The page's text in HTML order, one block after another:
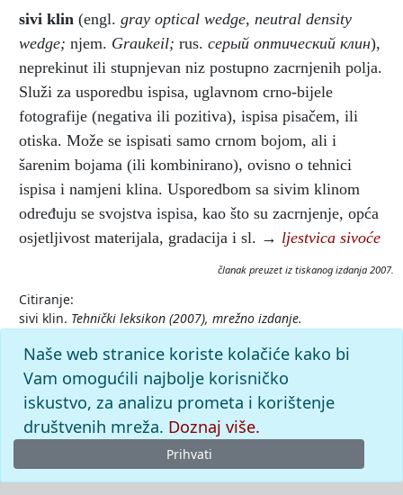
sivi klin (engl. gray optical wedge, neutral density
wedge; njem. Graukeil; rus. серый оптический клин),
neprekinut ili stupnjevan niz postupno zacrnjenih polja.
Služi za usporedbu ispisa, uglavnom crno-bijele
fotografije (negativa ili pozitiva), ispisa pisačem, ili
otiska. Može se ispisati samo crnom bojom, ali i
šarenim bojama (ili kombinirano), ovisno o tehnici
ispisa i namjeni klina. Usporedbom sa sivim klinom
određuju se svojstva ispisa, kao što su zacrnjenje, opća
osjetljivost materijala, gradacija i sl. → ljestvica sivoće
članak preuzet iz tiskanog izdanja 2007.
Citiranje:
sivi klin. Tehnički leksikon (2007), mrežno izdanje.
9.8.2026. <https://tehnicki.lzmk.hr/clanak/sivi-klin>.
Naše web stranice koriste kolačiće kako bi
Vam omogućili najbolje korisničko
iskustvo, za analizu prometa i korištenje
društvenih mreža. Doznaj više.
Prihvati
© 2026Leksikografski zavodMiroslav Krleža